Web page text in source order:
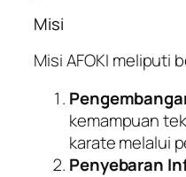
Misi
Misi AFOKI meliputi
kemampuan
karate melalui
Penyebaran